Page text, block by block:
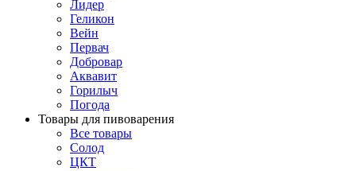
Лидер
Геликон
Вейн
Первач
Добровар
Аквавит
Горилыч
Погода
Товары для пивоварения
Все товары
Солод
ЦКТ